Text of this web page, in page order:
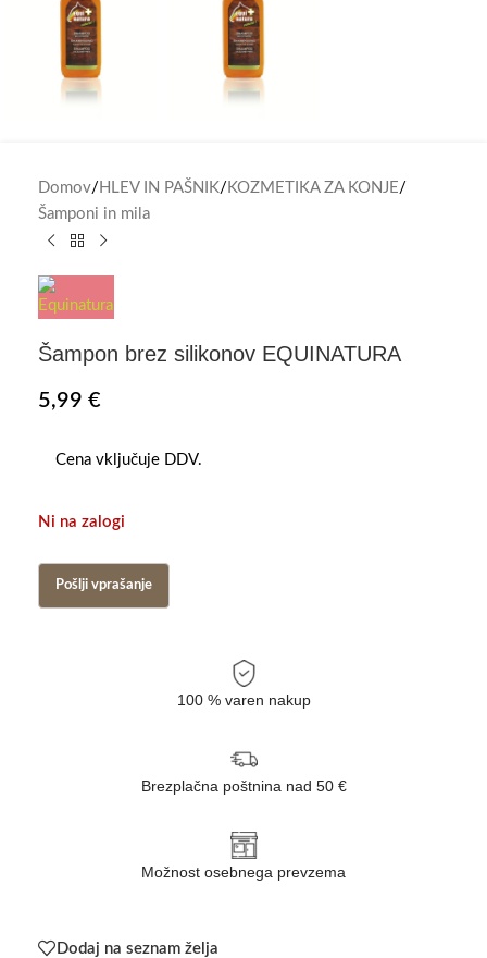
Domov/ HLEV IN PAŠNIK/ KOZMETIKA ZA KONJE/
Šamponi in mila
Šampon brez silikonov EQUINATURA
5,99 €
Cena vključuje DDV.
Ni na zalogi
100 % varen nakup
Brezplačna poštnina nad 50 €
Možnost osebnega prevzema
Dodaj na seznam želja